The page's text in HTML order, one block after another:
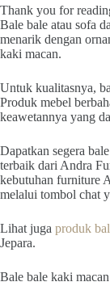
Thank you for
Bale bale atau sofa
menarik dengan
kaki macan.
Untuk kualitasnya,
Produk mebel
keawetannya yang
Dapatkan segera
terbaik dari Andra
kebutuhan furniture
melalui tombol chat
Lihat juga produk
Jepara.
Bale bale kaki